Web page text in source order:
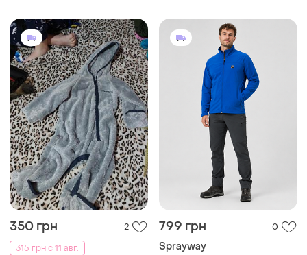
350 грн
2
315 грн с 11 авг.
799 грн 0
Sprayway